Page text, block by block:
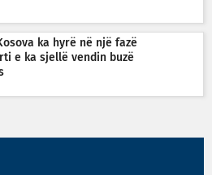
ka hyrë në një fazë
e ka sjellë vendin buzë